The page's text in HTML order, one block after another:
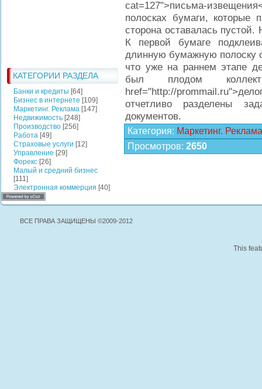
КАТЕГОРИИ РАЗДЕЛА
Банки и кредиты [64]
Бизнес в интернете [109]
Маркетинг. Реклама [147]
Недвижимость [248]
Производство [256]
Работа [49]
Страховые услуги [12]
Управление [29]
Форекс [26]
Малый и средний бизнес
[111]
Электронная коммерция [40]
cat=127">письма-
полосках бумаги, которые
сторона оставалась
К первой бумаге
длинную бумажную полоску
что уже на раннем этапе
был плодом
href="http://
отчетливо разделены
документов.
Категория: Маркетинг. Реклама
Просмотров: 2650
ВСЕ ПРАВА ЗАЩИЩЕНЫ ©2009-2012
This